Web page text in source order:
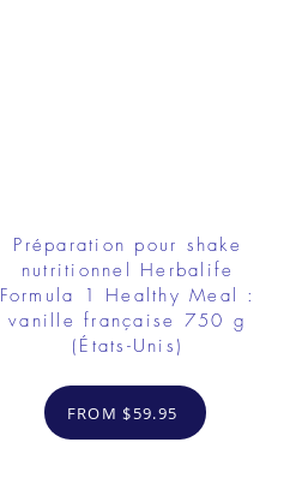
Préparation pour shake
nutritionnel Herbalife
Formula 1 Healthy Meal :
vanille française 750 g
(États-Unis)
FROM $59.95